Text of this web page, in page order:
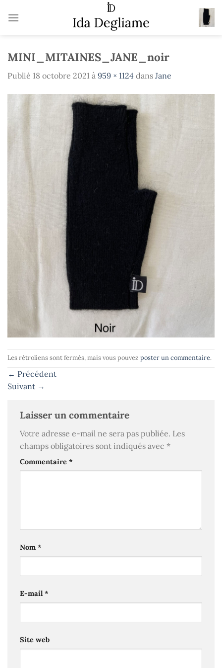
MINI_MITAINES_JANE_noir
Publié 18 octobre 2021 à 959 × 1124 dans Jane
Les rétroliens sont fermés, mais vous pouvez poster un commentaire.
← Précédent
Suivant →
Laisser un commentaire
Votre adresse e-mail ne sera pas publiée. Les
champs obligatoires sont indiqués avec *
Commentaire *
Nom *
E-mail*
Site web